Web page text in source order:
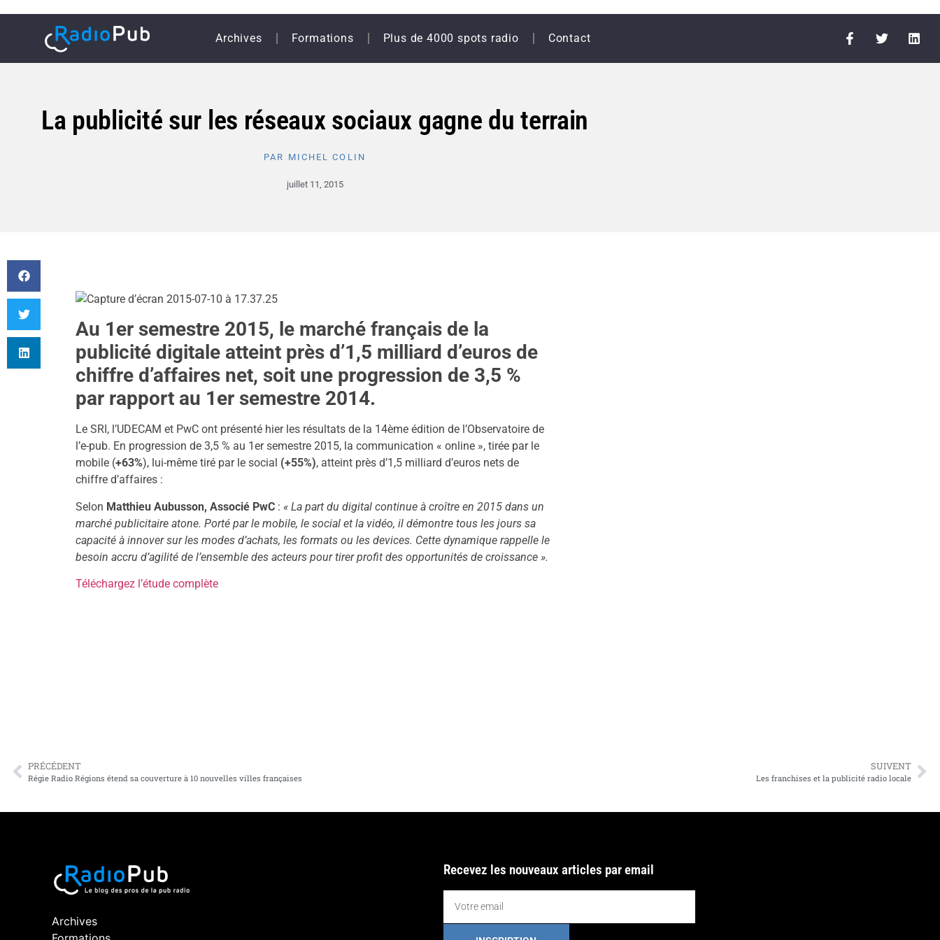
Archives Formations Plus de 4000 spots radio Contact
La publicité sur les réseaux sociaux gagne du terrain
PAR MICHEL COLIN
juillet 11, 2015
Au 1er semestre 2015, le marché français de la
publicité digitale atteint près d’1,5 milliard d’euros de
chiffre d’affaires net, soit une progression de 3,5 %
par rapport au 1er semestre 2014.
Le SRI, l’UDECAM et PwC ont présenté hier les résultats de la 14ème édition de l’Observatoire de
l’e-pub. En progression de 3,5 % au 1er semestre 2015, la communication « online », tirée par le
mobile (+63%), lui-même tiré par le social (+55%), atteint près d’1,5 milliard d’euros nets de
chiffre d’affaires :
Selon Matthieu Aubusson, Associé PwC : « La part du digital continue à croître en 2015 dans un
marché publicitaire atone. Porté par le mobile, le social et la vidéo, il démontre tous les jours sa
capacité à innover sur les modes d’achats, les formats ou les devices. Cette dynamique rappelle le
besoin accru d’agilité de l’ensemble des acteurs pour tirer profit des opportunités de croissance ».
Téléchargez l’étude complète
PRÉCÉDENT
Régie Radio Régions étend sa couverture à 10 nouvelles villes françaises
SUIVENT
Les franchises et la publicité radio locale
Archives
Recevez les nouveaux articles par email